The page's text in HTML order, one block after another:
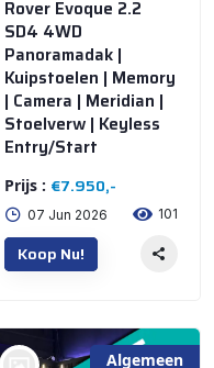
Rover Evoque 2.2
SD4 4WD
Panoramadak |
Kuipstoelen | Memory
| Camera | Meridian |
Stoelverw | Keyless
Entry/Start
Prijs : €7.950,-
07 Jun 2026 101
Koop Nu!
Algemeen